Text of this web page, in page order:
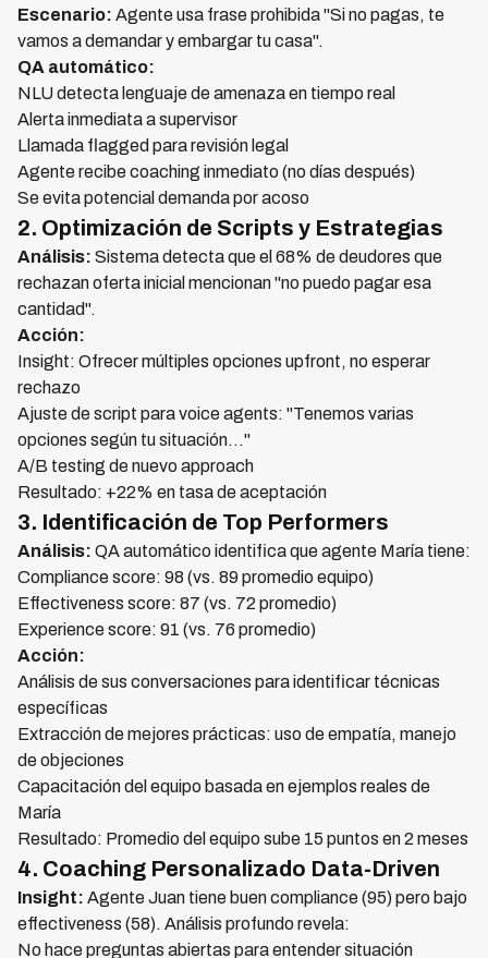
Escenario: Agente usa frase prohibida "Si no pagas, te
vamos a demandar y embargar tu casa".
QA automático:
NLU detecta lenguaje de amenaza en tiempo real
Alerta inmediata a supervisor
Llamada flagged para revisión legal
Agente recibe coaching inmediato (no días después)
Se evita potencial demanda por acoso
2. Optimización de Scripts y Estrategias
Análisis: Sistema detecta que el 68% de deudores que
rechazan oferta inicial mencionan "no puedo pagar esa
cantidad".
Acción:
Insight: Ofrecer múltiples opciones upfront, no esperar
rechazo
Ajuste de script para voice agents: "Tenemos varias
opciones según tu situación..."
A/B testing de nuevo approach
Resultado: +22% en tasa de aceptación
3. Identificación de Top Performers
Análisis: QA automático identifica que agente María tiene:
Compliance score: 98 (vs. 89 promedio equipo)
Effectiveness score: 87 (vs. 72 promedio)
Experience score: 91 (vs. 76 promedio)
Acción:
Análisis de sus conversaciones para identificar técnicas
específicas
Extracción de mejores prácticas: uso de empatía, manejo
de objeciones
Capacitación del equipo basada en ejemplos reales de
María
Resultado: Promedio del equipo sube 15 puntos en 2 meses
4. Coaching Personalizado Data-Driven
Insight: Agente Juan tiene buen compliance (95) pero bajo
effectiveness (58). Análisis profundo revela:
No hace preguntas abiertas para entender situación